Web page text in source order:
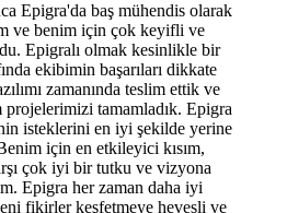
Epigra'da baş mühendis olarak
ve benim için çok keyifli ve
Epigralı olmak kesinlikle bir
ekibimin başarıları dikkate
zamanında teslim ettik ve
projelerimizi tamamladık. Epigra
isteklerini en iyi şekilde yerine
için en etkileyici kısım,
çok iyi bir tutku ve vizyona
Epigra her zaman daha iyi
fikirler keşfetmeye hevesli ve